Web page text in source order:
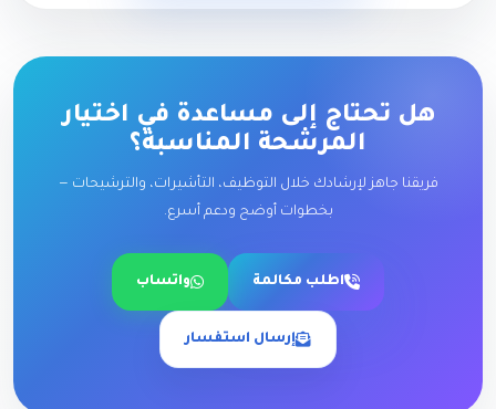
هل تحتاج إلى مساعدة في اختيار
المرشحة المناسبة؟
فريقنا جاهز لإرشادك خلال التوظيف، التأشيرات، والترشيحات —
بخطوات أوضح ودعم أسرع.
اطلب مكالمة واتساب
إرسال استفسار